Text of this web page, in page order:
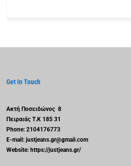
Get In Touch
Ακτή Ποσειδώνος 8
Πειραιάς Τ.Κ 185 31
Phone: 2104176773
E-mail: justjeans.gr@gmail.com
Website: https://justjeans.gr/